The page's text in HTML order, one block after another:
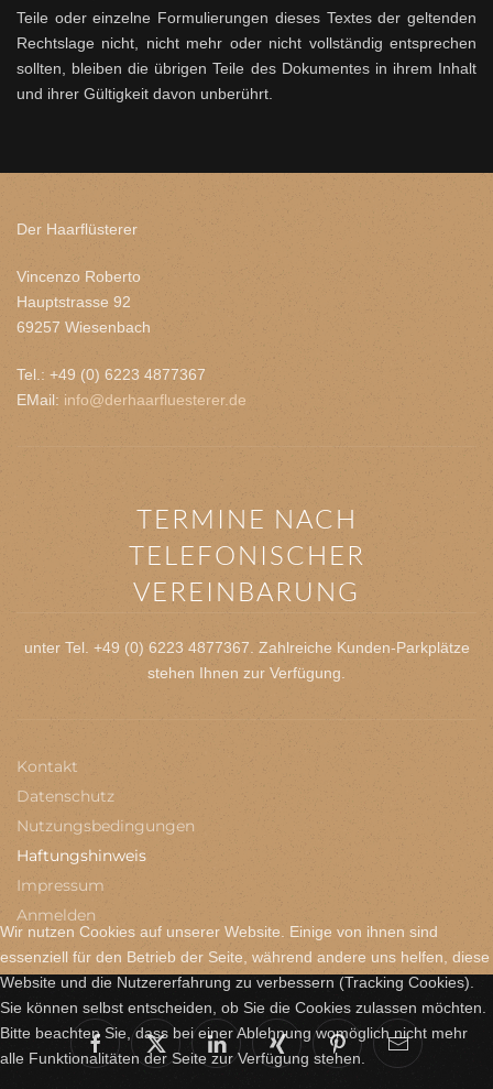
Teile oder einzelne Formulierungen dieses Textes der geltenden
Rechtslage nicht, nicht mehr oder nicht vollständig entsprechen
sollten, bleiben die übrigen Teile des Dokumentes in ihrem Inhalt
und ihrer Gültigkeit davon unberührt.
Der Haarflüsterer
Vincenzo Roberto
Hauptstrasse 92
69257 Wiesenbach
Tel.: +49 (0) 6223 4877367
EMail: info@derhaarfluesterer.de
TERMINE NACH
TELEFONISCHER
VEREINBARUNG
unter Tel. +49 (0) 6223 4877367. Zahlreiche Kunden-Parkplätze
stehen Ihnen zur Verfügung.
Kontakt
Datenschutz
Nutzungsbedingungen
Haftungshinweis
Impressum
Anmelden
Wir nutzen Cookies auf unserer Website. Einige von ihnen sind
essenziell für den Betrieb der Seite, während andere uns helfen, diese
Website und die Nutzererfahrung zu verbessern (Tracking Cookies).
Sie können selbst entscheiden, ob Sie die Cookies zulassen möchten.
Bitte beachten Sie, dass bei einer Ablehnung womöglich nicht mehr
alle Funktionalitäten der Seite zur Verfügung stehen.